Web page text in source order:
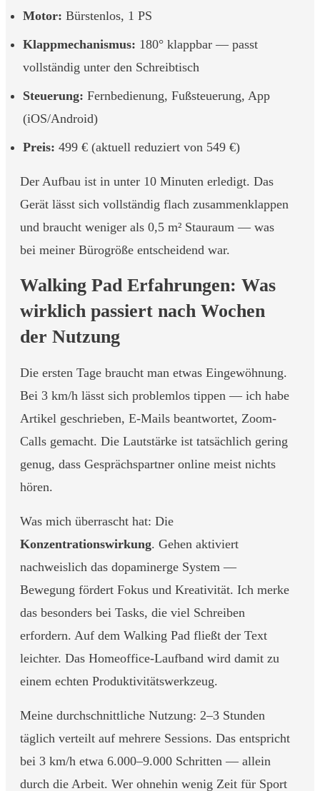
Motor: Bürstenlos, 1 PS
Klappmechanismus: 180° klappbar — passt
vollständig unter den Schreibtisch
Steuerung: Fernbedienung, Fußsteuerung, App
(iOS/Android)
Preis: 499 € (aktuell reduziert von 549 €)
Der Aufbau ist in unter 10 Minuten erledigt. Das
Gerät lässt sich vollständig flach zusammenklappen
und braucht weniger als 0,5 m² Stauraum — was
bei meiner Bürogröße entscheidend war.
Walking Pad Erfahrungen: Was
wirklich passiert nach Wochen
der Nutzung
Die ersten Tage braucht man etwas Eingewöhnung.
Bei 3 km/h lässt sich problemlos tippen — ich habe
Artikel geschrieben, E-Mails beantwortet, Zoom-
Calls gemacht. Die Lautstärke ist tatsächlich gering
genug, dass Gesprächspartner online meist nichts
hören.
Was mich überrascht hat: Die
Konzentrationswirkung. Gehen aktiviert
nachweislich das dopaminerge System —
Bewegung fördert Fokus und Kreativität. Ich merke
das besonders bei Tasks, die viel Schreiben
erfordern. Auf dem Walking Pad fließt der Text
leichter. Das Homeoffice-Laufband wird damit zu
einem echten Produktivitätswerkzeug.
Meine durchschnittliche Nutzung: 2–3 Stunden
täglich verteilt auf mehrere Sessions. Das entspricht
bei 3 km/h etwa 6.000–9.000 Schritten — allein
durch die Arbeit. Wer ohnehin wenig Zeit für Sport